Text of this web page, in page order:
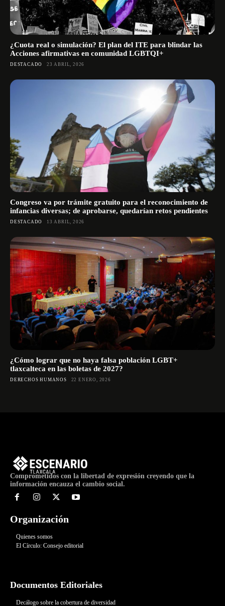
¿Cuota real o simulación? El plan del ITE para blindar las
Acciones afirmativas en comunidad LGBTQI+
DESTACADO 23 ABRIL, 2026
Congreso va por trámite gratuito para el reconocimiento de
infancias diversas; de aprobarse, quedarían retos pendientes
DESTACADO 13 ABRIL, 2026
¿Cómo lograr que no haya falsa población LGBT+
tlaxcalteca en las boletas de 2027?
DERECHOS HUMANOS 22 ENERO, 2026
Comprometidos con la libertad de expresión creyendo que la
información encauza el cambio social.
Organización
Quienes somos
El Círculo: Consejo editorial
Documentos Editoriales
Decálogo sobre la cobertura de diversidad